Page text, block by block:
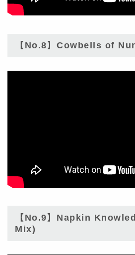
【No.8】Cowbells of
【No.9】Napkin
Mix)